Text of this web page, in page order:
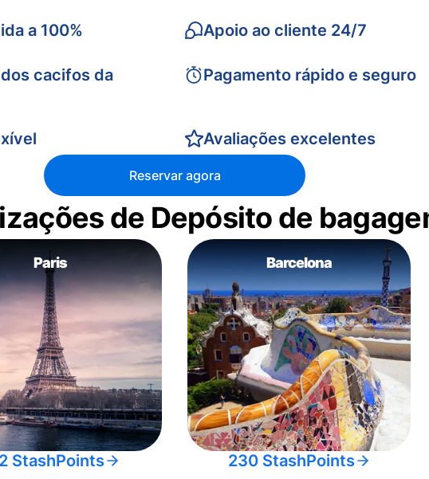
a 100%
cacifos da
Apoio ao cliente 24/7
Pagamento rápido e seguro
Avaliações excelentes
Reservar agora
de Depósito de
Paris
StashPoints
Barcelona
230 StashPoints